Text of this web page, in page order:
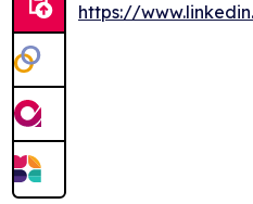
https://